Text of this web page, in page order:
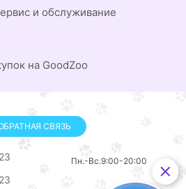
и обслуживание
на GoodZoo
СВЯЗЬ
Пн.-Вс.9:00-20:00